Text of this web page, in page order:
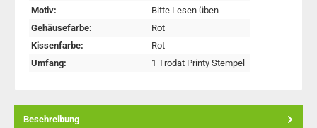
Motiv:
Bitte Lesen üben
Gehäusefarbe:
Rot
Kissenfarbe:
Rot
Umfang:
1 Trodat Printy Stempel
Beschreibung